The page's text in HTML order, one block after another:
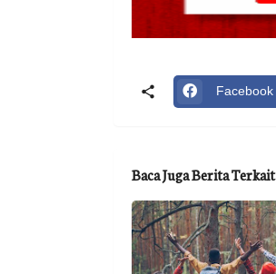
Facebook
Baca Juga Berita Terkait